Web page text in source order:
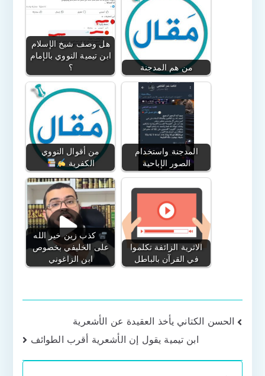
هل وصف شيخ الإسلام
ابن تيمية النووي بالإمام
؟
من هم المدجنة
من أقوال النووي
الكفرية
المدجنة واستخدام
الصور الإباحية
كذب زين خير الله
على الخليفي بخصوص
ابن الزاغوني
الاثرية الزائفة تكلموا
في القرآن بالباطل
تصفّح
المقالات
الحسن الكتاني يأخذ العقيدة عن الأشعرية
ابن تيمية يقول إن الأشعرية أقرب الطوائف